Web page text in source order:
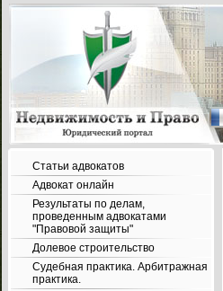
Статьи адвокатов
Адвокат онлайн
Результаты по делам,
проведенным адвокатами
"Правовой защиты"
Долевое строительство
Судебная практика. Арбитражная
практика.